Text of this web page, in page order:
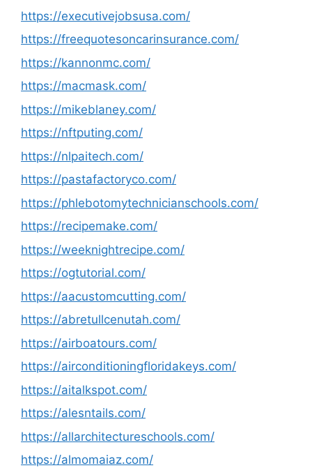
https://executivejobsusa.com/
https://freequotesoncarinsurance.com/
https://kannonmc.com/
https://macmask.com/
https://mikeblaney.com/
https://nftputing.com/
https://nlpaitech.com/
https://pastafactoryco.com/
https://phlebotomytechnicianschools.com/
https://recipemake.com/
https://weeknightrecipe.com/
https://ogtutorial.com/
https://aacustomcutting.com/
https://abretullcenutah.com/
https://airboatours.com/
https://airconditioningfloridakeys.com/
https://aitalkspot.com/
https://alesntails.com/
https://allarchitectureschools.com/
https://almomaiaz.com/